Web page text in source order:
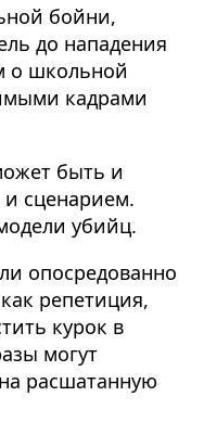
бойни,
до нападения
о школьной
кадрами
быть и
и сценарием.
убийц.
опосредованно
репетиция,
курок в
могут
расшатанную